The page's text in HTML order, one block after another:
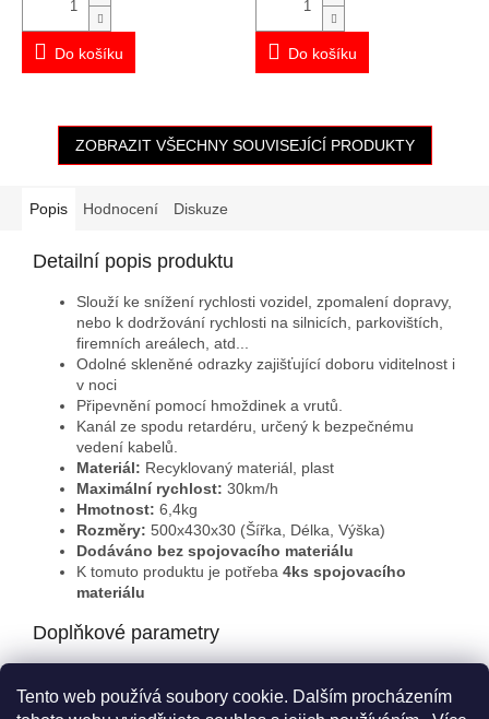
Tento web používá soubory cookie. Dalším procházením
Do košíku Do košíku
ZOBRAZIT VŠECHNY SOUVISEJÍCÍ PRODUKTY
Popis Hodnocení Diskuze
Detailní popis produktu
Slouží ke snížení rychlosti vozidel, zpomalení dopravy,
nebo k dodržování rychlosti na silnicích, parkovištích,
firemních areálech, atd...
Odolné skleněné odrazky zajišťující doboru viditelnost i
v noci
Připevnění pomocí hmoždinek a vrutů.
Kanál ze spodu retardéru, určený k bezpečnému
vedení kabelů.
Materiál: Recyklovaný materiál, plast
Maximální rychlost: 30km/h
Hmotnost: 6,4kg
Rozměry: 500x430x30 (Šířka, Délka, Výška)
Dodáváno bez spojovacího materiálu
K tomuto produktu je potřeba 4ks spojovacího
materiálu
Doplňkové parametry
Záruka: 2 roky